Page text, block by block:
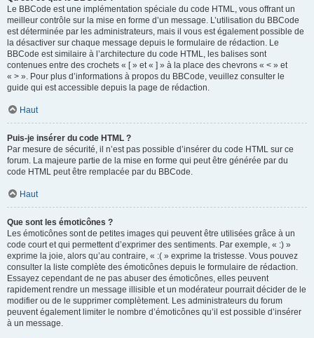
Le BBCode est une implémentation spéciale du code HTML, vous offrant un
meilleur contrôle sur la mise en forme d’un message. L’utilisation du BBCode
est déterminée par les administrateurs, mais il vous est également possible de
la désactiver sur chaque message depuis le formulaire de rédaction. Le
BBCode est similaire à l’architecture du code HTML, les balises sont
contenues entre des crochets « [ » et « ] » à la place des chevrons « < » et
« > ». Pour plus d’informations à propos du BBCode, veuillez consulter le
guide qui est accessible depuis la page de rédaction.
Haut
Puis-je insérer du code HTML ?
Par mesure de sécurité, il n’est pas possible d’insérer du code HTML sur ce
forum. La majeure partie de la mise en forme qui peut être générée par du
code HTML peut être remplacée par du BBCode.
Haut
Que sont les émoticônes ?
Les émoticônes sont de petites images qui peuvent être utilisées grâce à un
code court et qui permettent d’exprimer des sentiments. Par exemple, « :) »
exprime la joie, alors qu’au contraire, « :( » exprime la tristesse. Vous pouvez
consulter la liste complète des émoticônes depuis le formulaire de rédaction.
Essayez cependant de ne pas abuser des émoticônes, elles peuvent
rapidement rendre un message illisible et un modérateur pourrait décider de le
modifier ou de le supprimer complètement. Les administrateurs du forum
peuvent également limiter le nombre d’émoticônes qu’il est possible d’insérer
à un message.